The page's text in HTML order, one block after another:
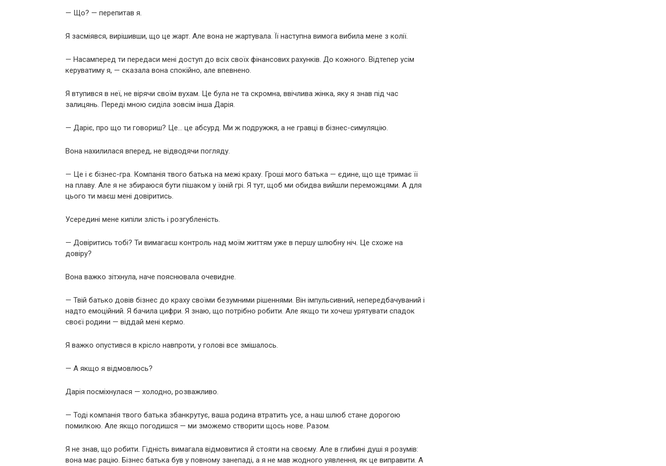
— Що? — перепитав я.
Я засміявся, вирішивши, що це жарт. Але вона не жартувала. Її наступна вимога вибила мене з колії.
— Насамперед ти передаси мені доступ до всіх своїх фінансових рахунків. До кожного. Відтепер усім
керуватиму я, — сказала вона спокійно, але впевнено.
Я втупився в неї, не вірячи своїм вухам. Це була не та скромна, ввічлива жінка, яку я знав під час
залицянь. Переді мною сиділа зовсім інша Дарія.
— Даріє, про що ти говориш? Це… це абсурд. Ми ж подружжя, а не гравці в бізнес-симуляцію.
Вона нахилилася вперед, не відводячи погляду.
— Це і є бізнес-гра. Компанія твого батька на межі краху. Гроші мого батька — єдине, що ще тримає її
на плаву. Але я не збираюся бути пішаком у їхній грі. Я тут, щоб ми обидва вийшли переможцями. А для
цього ти маєш мені довіритись.
Усередині мене кипіли злість і розгубленість.
— Довіритись тобі? Ти вимагаєш контроль над моїм життям уже в першу шлюбну ніч. Це схоже на
довіру?
Вона важко зітхнула, наче пояснювала очевидне.
— Твій батько довів бізнес до краху своїми безумними рішеннями. Він імпульсивний, непередбачуваний і
надто емоційний. Я бачила цифри. Я знаю, що потрібно робити. Але якщо ти хочеш урятувати спадок
своєї родини — віддай мені кермо.
Я важко опустився в крісло навпроти, у голові все змішалось.
— А якщо я відмовлюсь?
Дарія посміхнулася — холодно, розважливо.
— Тоді компанія твого батька збанкрутує, ваша родина втратить усе, а наш шлюб стане дорогою
помилкою. Але якщо погодишся — ми зможемо створити щось нове. Разом.
Я не знав, що робити. Гідність вимагала відмовитися й стояти на своєму. Але в глибині душі я розумів:
вона має рацію. Бізнес батька був у повному занепаді, а я не мав жодного уявлення, як це виправити. А